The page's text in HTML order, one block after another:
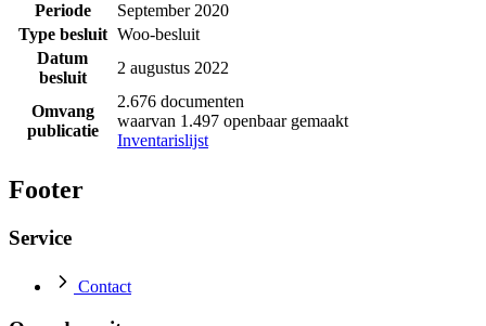
Periode
September 2020
Type besluit Woo-besluit
Datum
besluit
2 augustus 2022
Omvang
publicatie
2.676 documenten
waarvan 1.497 openbaar gemaakt
Inventarislijst
Footer
Service
Contact